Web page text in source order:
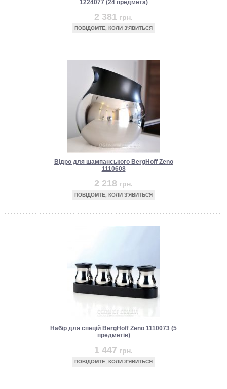
1224077 (24 предмета)
2 381 грн.
ПОВІДОМТЕ, КОЛИ З'ЯВИТЬСЯ
Відро для шампанського BergHoff Zeno
1110608
2 218 грн.
ПОВІДОМТЕ, КОЛИ З'ЯВИТЬСЯ
Набір для спецій BergHoff Zeno 1110073 (5
предметів)
1 447 грн.
ПОВІДОМТЕ, КОЛИ З'ЯВИТЬСЯ